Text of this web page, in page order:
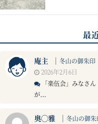
最
庵主 ｜ 冬山の御朱印
2026年2月6日
「楽伍会」みなさ
が...
奥◯雅 ｜ 冬山の御朱